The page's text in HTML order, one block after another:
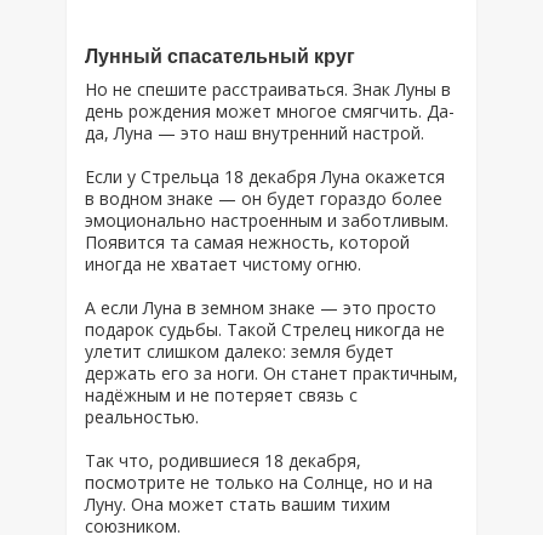
Лунный спасательный круг
Но не спешите расстраиваться. Знак Луны в
день рождения может многое смягчить. Да-
да, Луна — это наш внутренний настрой.
Если у Стрельца 18 декабря Луна окажется
в водном знаке — он будет гораздо более
эмоционально настроенным и заботливым.
Появится та самая нежность, которой
иногда не хватает чистому огню.
А если Луна в земном знаке — это просто
подарок судьбы. Такой Стрелец никогда не
улетит слишком далеко: земля будет
держать его за ноги. Он станет практичным,
надёжным и не потеряет связь с
реальностью.
Так что, родившиеся 18 декабря,
посмотрите не только на Солнце, но и на
Луну. Она может стать вашим тихим
союзником.